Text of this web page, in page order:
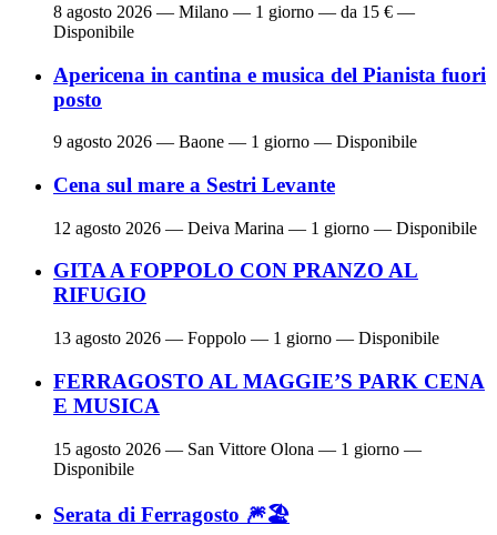
8 agosto 2026 — Milano — 1 giorno — da 15 € —
Disponibile
Apericena in cantina e musica del Pianista fuori
posto
9 agosto 2026 — Baone — 1 giorno — Disponibile
Cena sul mare a Sestri Levante
12 agosto 2026 — Deiva Marina — 1 giorno — Disponibile
GITA A FOPPOLO CON PRANZO AL
RIFUGIO
13 agosto 2026 — Foppolo — 1 giorno — Disponibile
FERRAGOSTO AL MAGGIE’S PARK CENA
E MUSICA
15 agosto 2026 — San Vittore Olona — 1 giorno —
Disponibile
Serata di Ferragosto 🎆🏖